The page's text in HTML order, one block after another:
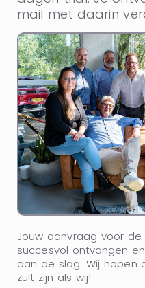
mail met daarin
Jouw aanvraag voor
succesvol ontvangen
aan de slag. Wij
zult zijn als wij!